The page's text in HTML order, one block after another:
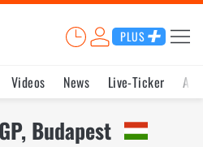
PLUS
Videos News Live-Ticker
Budapest